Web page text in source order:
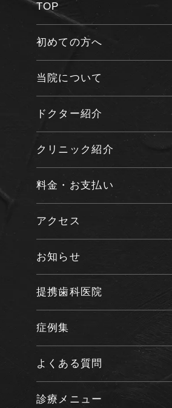
TOP
初めての方へ
当院について
ドクター紹介
クリニック紹介
料金・お支払い
アクセス
お知らせ
提携歯科医院
症例集
よくある質問
診療メニュー